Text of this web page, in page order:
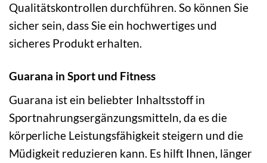
Qualitätskontrollen durchführen. So können Sie
sicher sein, dass Sie ein hochwertiges und
sicheres Produkt erhalten.
Guarana in Sport und Fitness
Guarana ist ein beliebter Inhaltsstoff in
Sportnahrungsergänzungsmitteln, da es die
körperliche Leistungsfähigkeit steigern und die
Müdigkeit reduzieren kann. Es hilft Ihnen, länger